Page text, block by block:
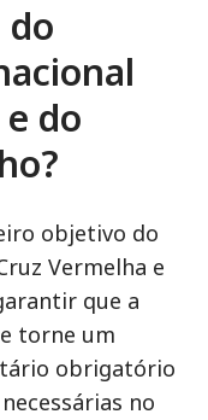
do
do
objetivo do
Vermelha e
que a
torne um
obrigatório
no